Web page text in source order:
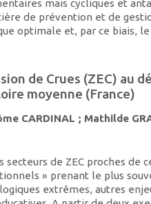
mais cycliques et
de prévention et de
optimale et, par ce biais,
de Crues (ZEC) au
moyenne (France)
CARDINAL ; Mathilde
de ZEC proches de
» prenant le plus
extrêmes, autres